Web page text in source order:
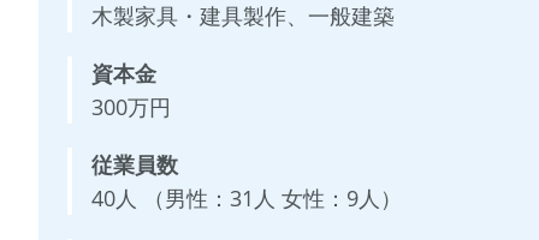
木製家具・建具製作、一般建築
資本金
300万円
従業員数
40人 （男性：31人 女性：9人）